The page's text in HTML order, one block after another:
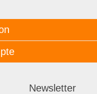
Newsletter